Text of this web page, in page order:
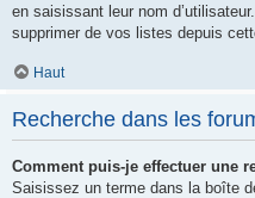
en saisissant leur nom
supprimer de vos listes depuis
Haut
Recherche dans les
Comment puis-je effectuer une
Saisissez un terme dans la boîte